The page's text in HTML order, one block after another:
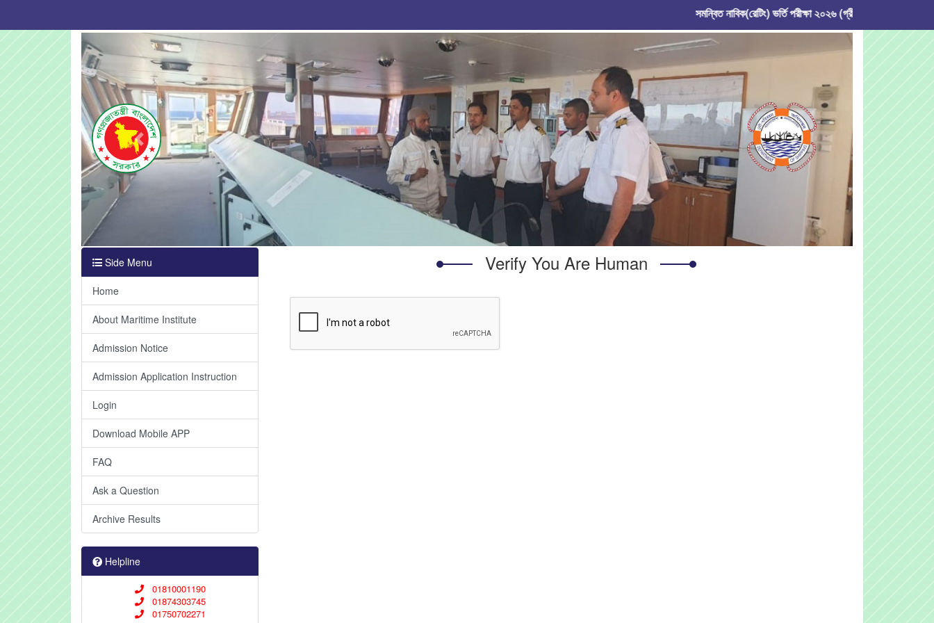
সমন্বিত নাবিক(রেটিং) ভর্তি পরীক্ষা ২০২৬ (গ্রীষ্মকালীন), নৌপরিবহন
Previous Next
Side Menu
Home
About Maritime Institute
Admission Notice
Admission Application Instruction
Login
Download Mobile APP
FAQ
Ask a Question
Archive Results
Helpline
01810001190
01874303745
01750702271
Verify You Are Human